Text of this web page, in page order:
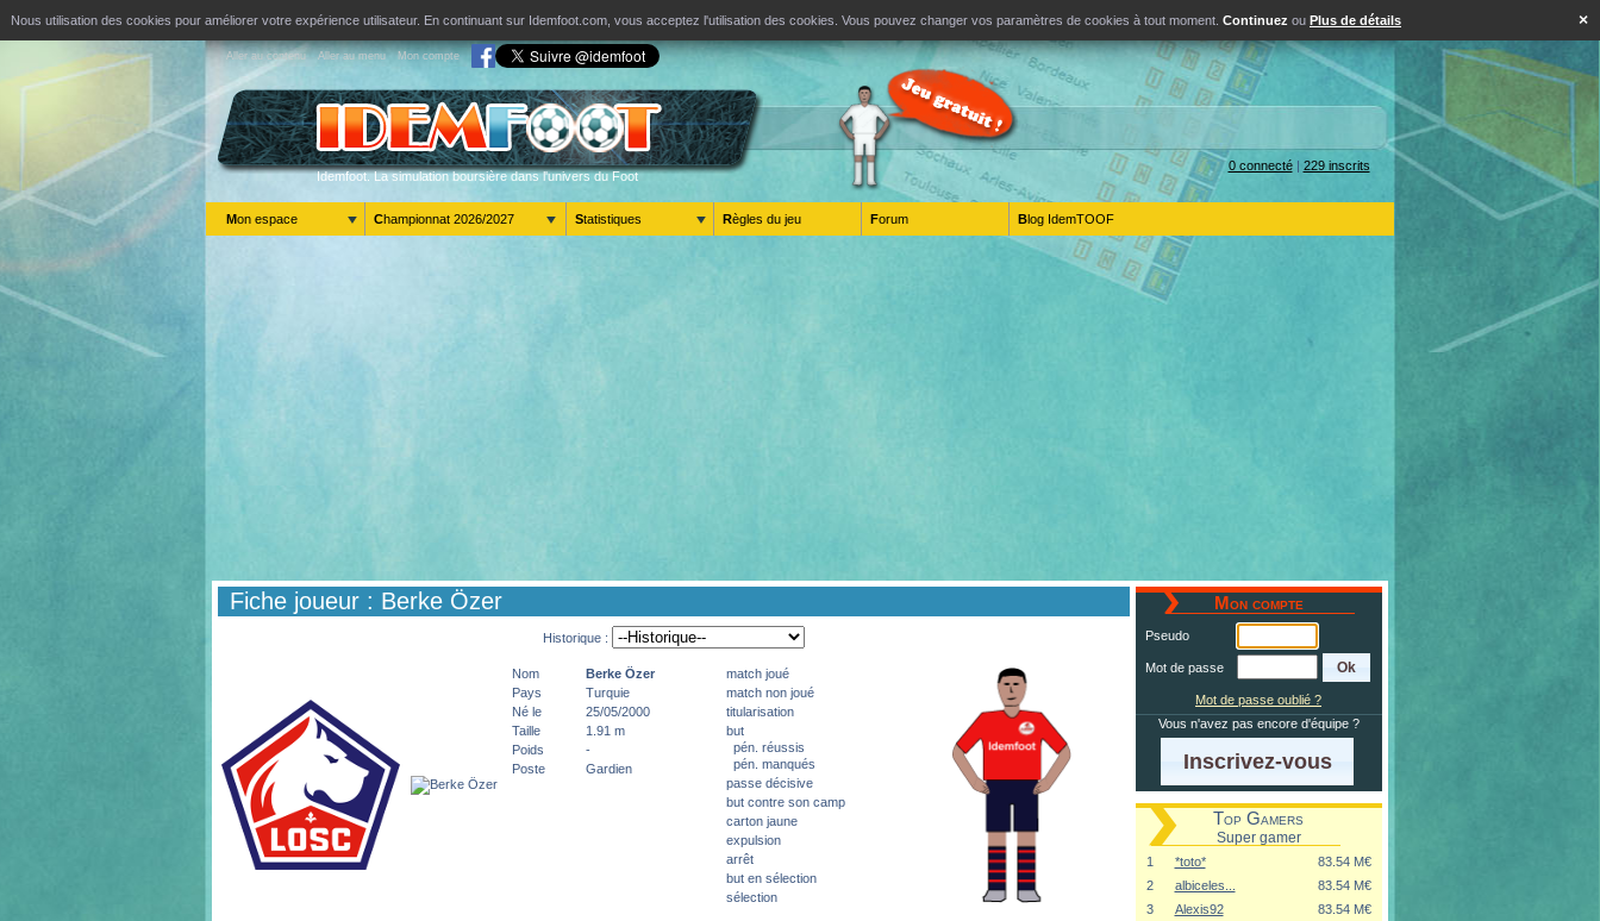
×
Nous utilisation des cookies pour améliorer votre expérience utilisateur. En continuant sur Idemfoot.com, vous acceptez l'utilisation des cookies. Vous pouvez changer vos paramètres de cookies à tout moment. Continuez ou Plus de détails
Aller au contenu Aller au menu Mon compte
Idemfoot. La simulation boursière dans l'univers du Foot
0 connecté| 229 inscrits
Mon espace Championnat 2026/2027 Statistiques Règles du jeu Forum Blog IdemTOOF
Fiche joueur : Berke Özer
Historique :
Nom Berke Özer
Pays
Turquie
Né le
25/05/2000
Taille
1.91 m
Poids
-
Poste
Gardien
match joué
match non joué
titularisation
but
pén. réussis
pén. manqués
passe décisive
but contre son camp
carton jaune
expulsion
arrêt
but en sélection
sélection
Mon compte
Pseudo
Mot de passe
Mot de passe oublié ?
Vous n'avez pas encore d'équipe ?
Inscrivez-vous
Top Gamers
Super gamer
1 *toto*
83.54 M€
2
albiceles...
83.54 M€
3
Alexis92
83.54 M€